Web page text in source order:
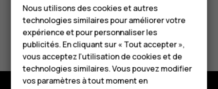
Téléphones classiques
HMD Terra M
Pour les entreprises
Tablettes
Avez-vous trouvé cela utile?
Oui Non
Nous utilisons des cookies et autres
technologies similaires pour améliorer votre
expérience et pour personnaliser les
publicités. En cliquant sur « Tout accepter »,
vous acceptez l’utilisation de cookies et de
technologies similaires. Vous pouvez modifier
vos paramètres à tout moment en